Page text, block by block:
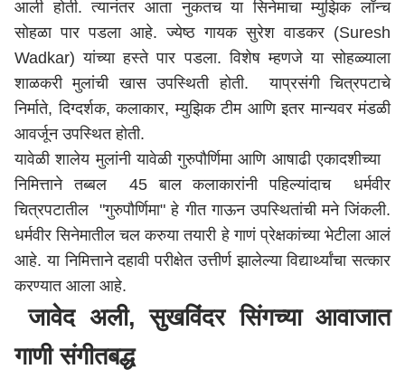
आली होती. त्यानंतर आता नुकतच या सिनेमाचा म्युझिक लॉन्च
सोहळा पार पडला आहे. ज्येष्ठ गायक सुरेश वाडकर (Suresh
Wadkar) यांच्या हस्ते पार पडला. विशेष म्हणजे या सोहळ्याला
शाळकरी मुलांची खास उपस्थिती होती. याप्रसंगी चित्रपटाचे
निर्माते, दिग्दर्शक, कलाकार, म्युझिक टीम आणि इतर मान्यवर मंडळी
आवर्जून उपस्थित होती.
यावेळी शालेय मुलांनी यावेळी गुरुपौर्णिमा आणि आषाढी एकादशीच्या
निमित्ताने तब्बल 45 बाल कलाकारांनी पहिल्यांदाच धर्मवीर
चित्रपटातील "गुरुपौर्णिमा" हे गीत गाऊन उपस्थितांची मने जिंकली.
धर्मवीर सिनेमातील चल करुया तयारी हे गाणं प्रेक्षकांच्या भेटीला आलं
आहे. या निमित्ताने दहावी परीक्षेत उत्तीर्ण झालेल्या विद्यार्थ्यांचा सत्कार
करण्यात आला आहे.
जावेद अली, सुखविंदर सिंगच्या आवाजात
गाणी संगीतबद्ध